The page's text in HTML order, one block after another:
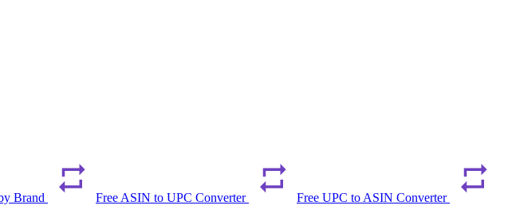
Brand Free ASIN to UPC Converter
Free UPC to ASIN Converter